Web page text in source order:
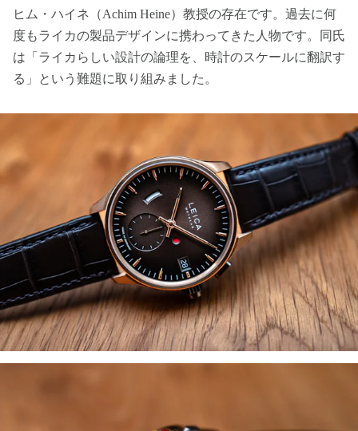
ヒム・ハイネ（Achim Heine）教授の存在です。過去に何
度もライカの製品デザインに携わってきた人物です。同氏
は「ライカらしい設計の論理を、時計のスケールに翻訳す
る」という難題に取り組みました。